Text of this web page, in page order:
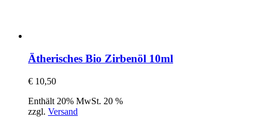
Ätherisches Bio Zirbenöl 10ml
€ 10,50
Enthält 20% MwSt. 20 %
zzgl. Versand